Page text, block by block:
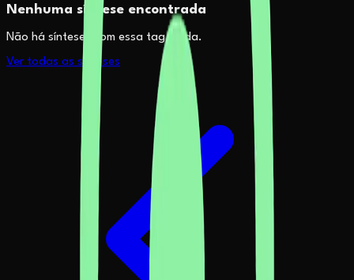
Nenhuma síntese encontrada
Não há sínteses com essa tag ainda.
Ver todas as sínteses